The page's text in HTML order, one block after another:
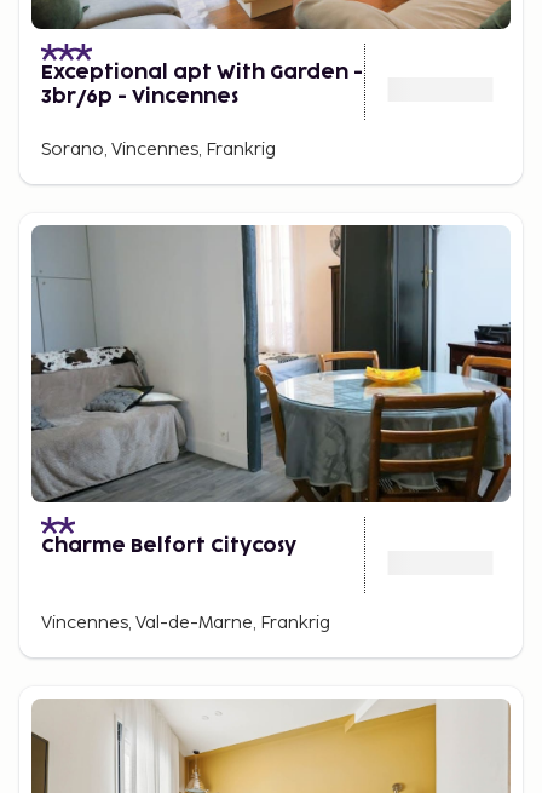
Exceptional apt With Garden -
3br/6p - Vincennes
Sorano, Vincennes, Frankrig
Charme Belfort Citycosy
Vincennes, Val-de-Marne, Frankrig